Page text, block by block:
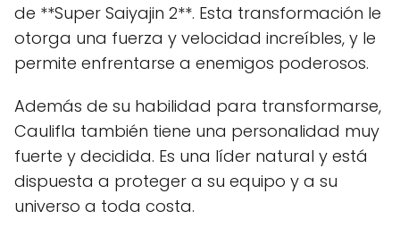
de **Super Saiyajin 2**. Esta transformación le
otorga una fuerza y velocidad increíbles, y le
permite enfrentarse a enemigos poderosos.
Además de su habilidad para transformarse,
Caulifla también tiene una personalidad muy
fuerte y decidida. Es una líder natural y está
dispuesta a proteger a su equipo y a su
universo a toda costa.